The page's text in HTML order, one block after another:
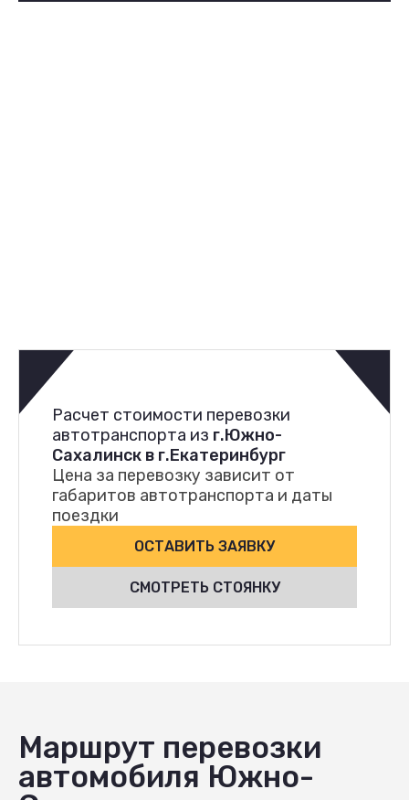
Расчет стоимости перевозки
автотранспорта из г.Южно-
Сахалинск в г.Екатеринбург
Цена за перевозку зависит от
габаритов автотранспорта и даты
поездки
ОСТАВИТЬ ЗАЯВКУ
СМОТРЕТЬ СТОЯНКУ
Маршрут перевозки
автомобиля Южно-